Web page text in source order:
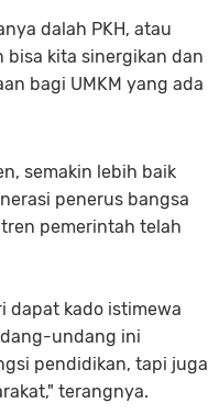
dalah PKH, atau
bisa kita sinergikan dan
bagi UMKM yang ada
semakin lebih baik
penerus bangsa
pemerintah telah
dapat kado istimewa
undang ini
pendidikan, tapi juga
terangnya.